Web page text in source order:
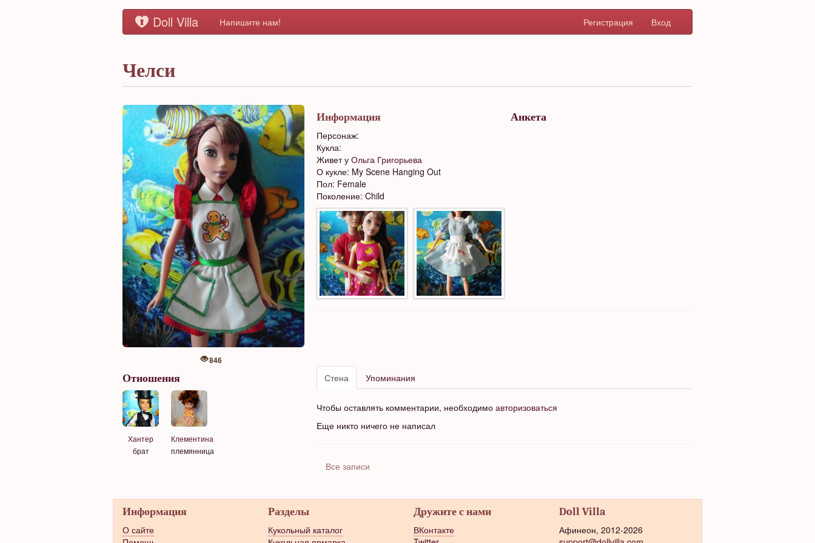
Doll Villa Напишите нам! Регистрация Вход
Челси
846
Информация
Персонаж:
Кукла:
Живет у Ольга Григорьева
О кукле: My Scene Hanging Out
Пол: Female
Поколение: Child
Анкета
Отношения
Хантер
брат
Клементина
племянница
Стена Упоминания
Чтобы оставлять комментарии, необходимо авторизоваться
Еще никто ничего не написал
Все записи
Информация
О сайте
Разделы
Кукольный каталог
Дружите с нами
ВКонтакте
Doll Villa
Афинеон, 2012-2026